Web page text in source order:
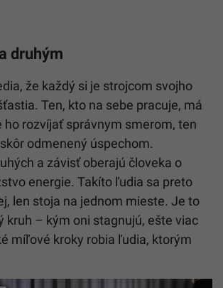
druhým
že každý si je strojcom svojho
Ten, kto na sebe pracuje, má
ho rozvíjať správnym smerom, ten
odmenený úspechom.
a závisť oberajú človeka o
energie. Takíto ľudia sa preto
len stoja na jednom mieste. Je to
kruh – kým oni stagnujú, ešte viac
míľové kroky robia ľudia, ktorým